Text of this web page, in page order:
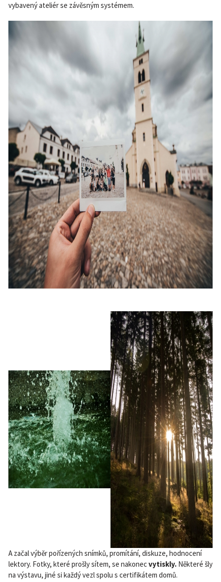
vybavený ateliér se závěsným systémem.
A začal výběr pořízených snímků, promítání, diskuze, hodnocení
lektory. Fotky, které prošly sítem, se nakonecvytiskly.Některé šly
na výstavu, jiné si každý vezl spolu s certifikátem do­mů.